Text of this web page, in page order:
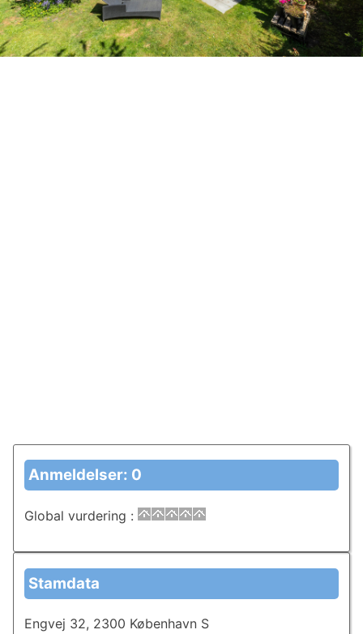
Anmeldelser: 0
Global vurdering :
Stamdata
Engvej 32, 2300 København S